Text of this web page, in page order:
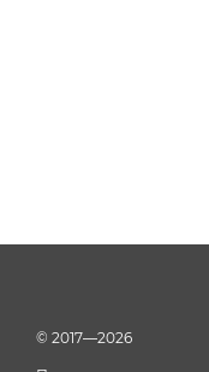
© 2017—2026